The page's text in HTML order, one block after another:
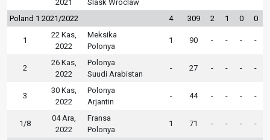
2021
Slask Wroclaw
Poland 1 2021/2022 4 309 2 1 0 0
1
22 Kas,
2022
Meksika
Polonya
1 90 - - - -
2
26 Kas,
2022
Polonya
Suudi Arabistan
- 27 - - - -
3
30 Kas,
2022
Polonya
Arjantin
- 44 - - - -
1/8
04 Ara,
2022
Fransa
Polonya
1 71 - - - -